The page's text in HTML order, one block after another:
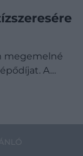
megemelné
A…